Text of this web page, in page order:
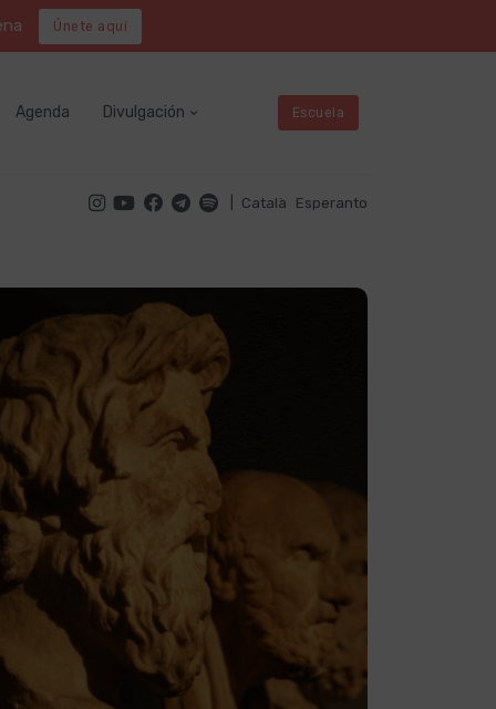
Únete aquí
Agenda Divulgación Escuela
Català Esperanto